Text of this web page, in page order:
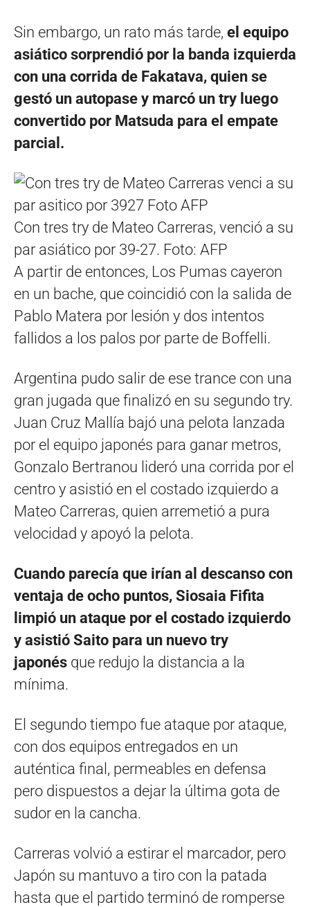
Sin embargo, un rato más tarde, el equipo
asiático sorprendió por la banda izquierda
con una corrida de Fakatava, quien se
gestó un autopase y marcó un try luego
convertido por Matsuda para el empate
parcial.
Con tres try de Mateo Carreras, venció a su
par asiático por 39-27. Foto: AFP
A partir de entonces, Los Pumas cayeron
en un bache, que coincidió con la salida de
Pablo Matera por lesión y dos intentos
fallidos a los palos por parte de Boffelli.
Argentina pudo salir de ese trance con una
gran jugada que finalizó en su segundo try.
Juan Cruz Mallía bajó una pelota lanzada
por el equipo japonés para ganar metros,
Gonzalo Bertranou lideró una corrida por el
centro y asistió en el costado izquierdo a
Mateo Carreras, quien arremetió a pura
velocidad y apoyó la pelota.
Cuando parecía que irían al descanso con
ventaja de ocho puntos, Siosaia Fifita
limpió un ataque por el costado izquierdo
y asistió Saito para un nuevo try
japonés que redujo la distancia a la
mínima.
El segundo tiempo fue ataque por ataque,
con dos equipos entregados en un
auténtica final, permeables en defensa
pero dispuestos a dejar la última gota de
sudor en la cancha.
Carreras volvió a estirar el marcador, pero
Japón su mantuvo a tiro con la patada
hasta que el partido terminó de romperse